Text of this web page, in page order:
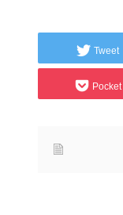
Tweet
Pocket